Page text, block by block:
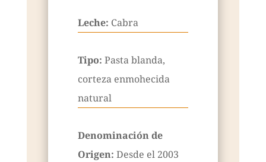
Leche: Cabra
Tipo: Pasta blanda,
corteza enmohecida
natural
Denominación de
Origen: Desde el 2003